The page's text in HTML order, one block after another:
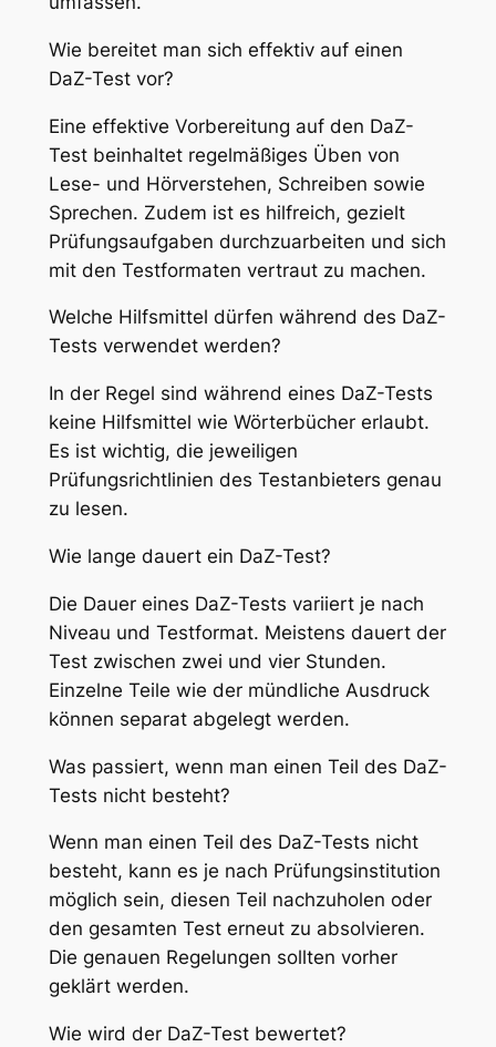
Wie bereitet man sich effektiv auf einen
DaZ-Test vor?
Eine effektive Vorbereitung auf den DaZ-
Test beinhaltet regelmäßiges Üben von
Lese- und Hörverstehen, Schreiben sowie
Sprechen. Zudem ist es hilfreich, gezielt
Prüfungsaufgaben durchzuarbeiten und sich
mit den Testformaten vertraut zu machen.
Welche Hilfsmittel dürfen während des DaZ-
Tests verwendet werden?
In der Regel sind während eines DaZ-Tests
keine Hilfsmittel wie Wörterbücher erlaubt.
Es ist wichtig, die jeweiligen
Prüfungsrichtlinien des Testanbieters genau
zu lesen.
Wie lange dauert ein DaZ-Test?
Die Dauer eines DaZ-Tests variiert je nach
Niveau und Testformat. Meistens dauert der
Test zwischen zwei und vier Stunden.
Einzelne Teile wie der mündliche Ausdruck
können separat abgelegt werden.
Was passiert, wenn man einen Teil des DaZ-
Tests nicht besteht?
Wenn man einen Teil des DaZ-Tests nicht
besteht, kann es je nach Prüfungsinstitution
möglich sein, diesen Teil nachzuholen oder
den gesamten Test erneut zu absolvieren.
Die genauen Regelungen sollten vorher
geklärt werden.
Wie wird der DaZ-Test bewertet?